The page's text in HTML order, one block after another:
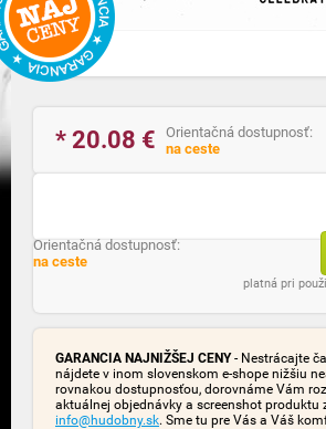
* 20.08 €
Orientačná dostupnosť:
na ceste
Orientačná dostupnosť:
na ceste
platná pri
GARANCIA NAJNIŽŠEJ CENY- Nestrácajte
nájdete v inom slovenskom e-shope nižšiu
rovnakou dostupnosťou, dorovnáme Vám
aktuálnej objednávky a screenshot produktu
info@hudobny.sk. Sme tu pre Vás a Váš